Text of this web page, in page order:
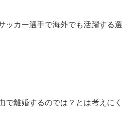
ッカー選手で海外でも活躍する選
で離婚するのでは？とは考えにく